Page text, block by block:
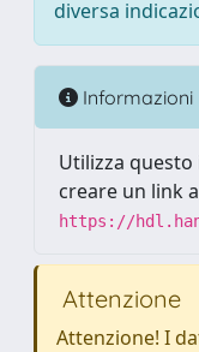
diversa
Informazioni
Utilizza
creare un link
https://
Attenzione
Attenzione! I